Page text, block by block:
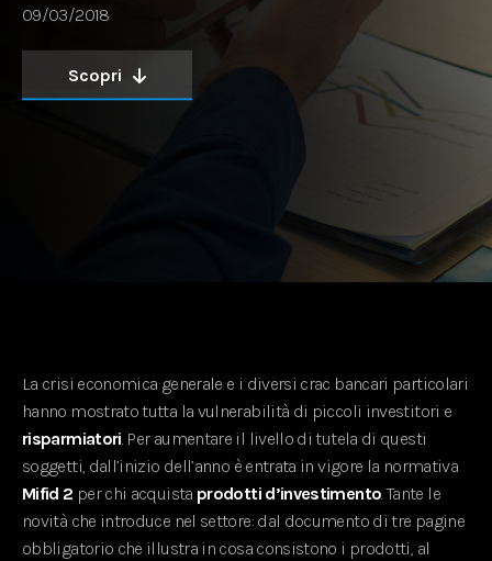
09/03/2018
Scopri
La crisi economica generale e i diversi crac bancari particolari
hanno mostrato tutta la vulnerabilità di piccoli investitori e
risparmiatori. Per aumentare il livello di tutela di questi
soggetti, dall’inizio dell’anno è entrata in vigore la normativa
Mifid 2 per chi acquista prodotti d’investimento. Tante le
novità che introduce nel settore: dal documento di tre pagine
obbligatorio che illustra in cosa consistono i prodotti, al